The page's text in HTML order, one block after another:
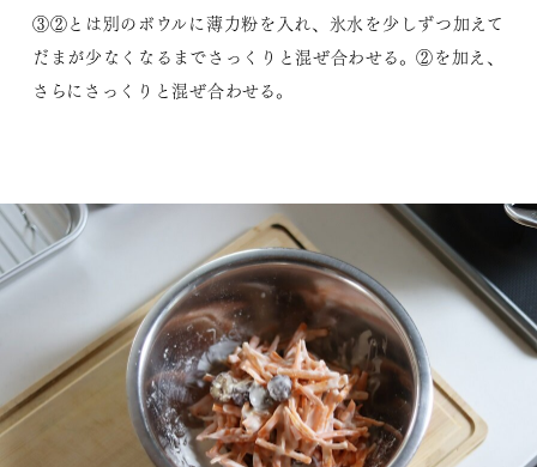
③②とは別のボウルに薄力粉を入れ、氷水を少しずつ加えて
だまが少なくなるまでさっくりと混ぜ合わせる。②を加え、
さらにさっくりと混ぜ合わせる。